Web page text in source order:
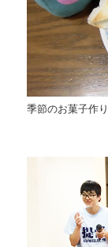
季節のお菓子作り